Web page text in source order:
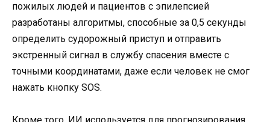
пожилых людей и пациентов с эпилепсией
разработаны алгоритмы, способные за 0,5 секунды
определить судорожный приступ и отправить
экстренный сигнал в службу спасения вместе с
точными координатами, даже если человек не смог
нажать кнопку SOS.